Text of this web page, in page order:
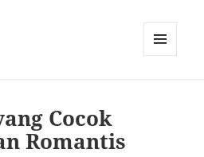
Cocok
Romantis